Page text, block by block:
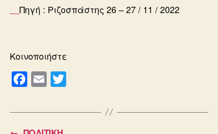
Πηγή : Ριζοσπάστης 26 – 27 / 11 / 2022
Κοινοποιήστε
F
a
c
e
E
m
ailtt